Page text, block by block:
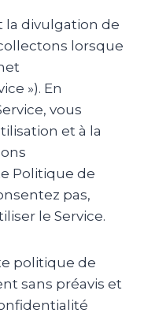
la divulgation de
lorsque
»). En
vous
et à la
Politique de
pas,
le Service.
politique de
sans préavis et